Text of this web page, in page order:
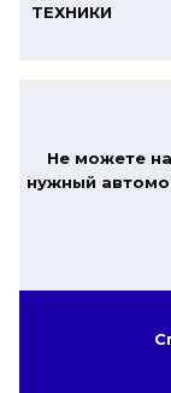
ТЕХНИКИ
Не можете
нужный